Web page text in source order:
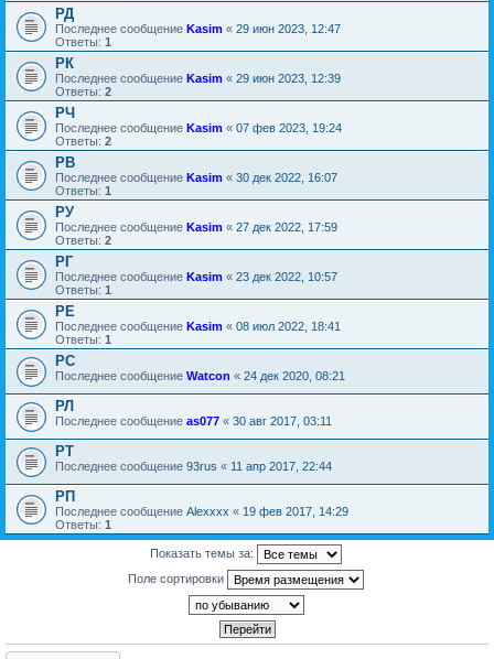
РД
Последнее сообщение Kasim « 29 июн 2023, 12:47
Ответы: 1
РК
Последнее сообщение Kasim « 29 июн 2023, 12:39
Ответы: 2
РЧ
Последнее сообщение Kasim « 07 фев 2023, 19:24
Ответы: 2
РВ
Последнее сообщение Kasim « 30 дек 2022, 16:07
Ответы: 1
РУ
Последнее сообщение Kasim « 27 дек 2022, 17:59
Ответы: 2
РГ
Последнее сообщение Kasim « 23 дек 2022, 10:57
Ответы: 1
РЕ
Последнее сообщение Kasim « 08 июл 2022, 18:41
Ответы: 1
РС
Последнее сообщение Watcon « 24 дек 2020, 08:21
РЛ
Последнее сообщение as077 « 30 авг 2017, 03:11
РТ
Последнее сообщение 93rus « 11 апр 2017, 22:44
РП
Последнее сообщение Alexxxx « 19 фев 2017, 14:29
Ответы: 1
Показать темы за:
Поле сортировки